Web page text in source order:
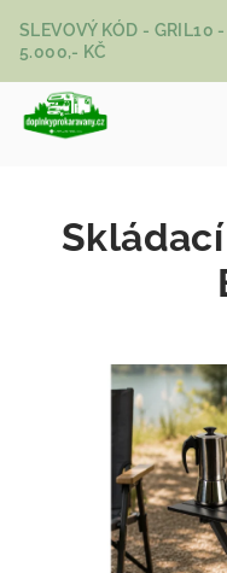
SLEVOVÝ KÓD - GRIL10
5.000,- KČ